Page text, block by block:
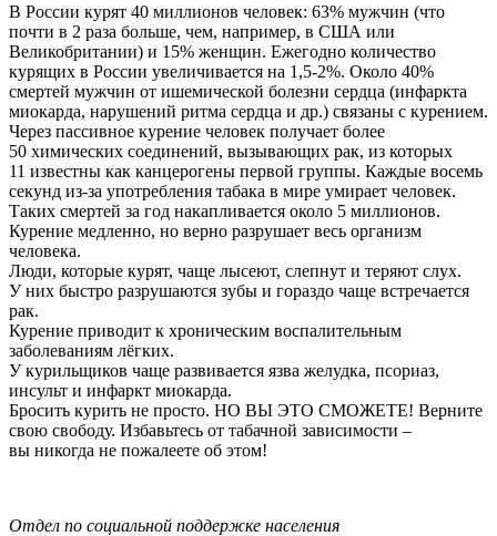
В России курят 40 миллионов человек: 63% мужчин (что
почти в 2 раза больше, чем, например, в США или
Великобритании) и 15% женщин. Ежегодно количество
курящих в России увеличивается на 1,5-2%. Около 40%
смертей мужчин от ишемической болезни сердца (инфаркта
миокарда, нарушений ритма сердца и др.) связаны с курением.
Через пассивное курение человек получает более
50 химических соединений, вызывающих рак, из которых
11 известны как канцерогены первой группы. Каждые восемь
секунд из-за употребления табака в мире умирает человек.
Таких смертей за год накапливается около 5 миллионов.
Курение медленно, но верно разрушает весь организм
человека.
Люди, которые курят, чаще лысеют, слепнут и теряют слух.
У них быстро разрушаются зубы и гораздо чаще встречается
рак.
Курение приводит к хроническим воспалительным
заболеваниям лёгких.
У курильщиков чаще развивается язва желудка, псориаз,
инсульт и инфаркт миокарда.
Бросить курить не просто. НО ВЫ ЭТО СМОЖЕТЕ! Верните
свою свободу. Избавьтесь от табачной зависимости –
вы никогда не пожалеете об этом!
Отдел по социальной поддержке населения